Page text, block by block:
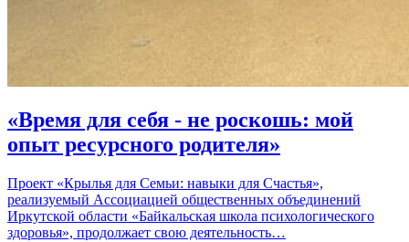
«Время для себя - не роскошь: мой
опыт ресурсного родителя»
Проект «Крылья для Семьи: навыки для Счастья»,
реализуемый Ассоциацией общественных объединений
Иркутской области «Байкальская школа психологического
здоровья», продолжает свою деятельность…